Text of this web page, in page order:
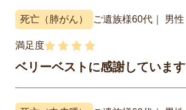
死亡（肺がん） ご遺族様60代 男性
満足度
ベリーベストに感謝しています